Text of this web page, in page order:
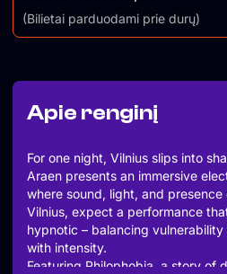
Apie renginį
For one night, Vilnius slips into
Araen presents an immersive
where sound, light, and presence
Vilnius, expect a performance
hypnotic – balancing
with intensity.
Featuring Philophobia, a story of
(Bilietai parduodami prie durų)